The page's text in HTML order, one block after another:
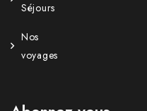
Séjours
Nos
voyages